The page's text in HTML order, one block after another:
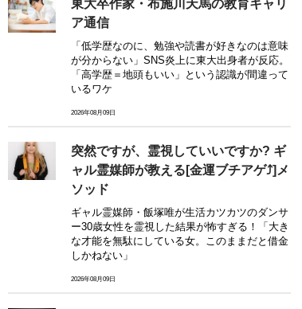
東大卒作家・布施川天馬の教育キャリ
ア通信
「低学歴なのに、勉強や読書が好きなのは意味
が分からない」SNS炎上に東大出身者が反応。
「高学歴＝地頭もいい」という認識が間違って
いるワケ
2026年08月09日
突然ですが、霊視していいですか? ギ
ャル霊媒師が教える[金運ブチアゲ⤴]メ
ソッド
ギャル霊媒師・飯塚唯が生活カツカツのダンサ
ー30歳女性を霊視した結果が怖すぎる！「大き
な才能を無駄にしている女。このままだと借金
しかねない」
2026年08月09日